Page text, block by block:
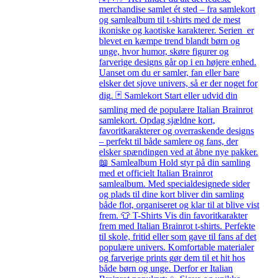
merchandise samlet ét sted – fra samlekort
og samlealbum til t-shirts med de mest
ikoniske og kaotiske karakterer. Serien er
blevet en kæmpe trend blandt børn og
unge, hvor humor, skøre figurer og
farverige designs går op i en højere enhed.
Uanset om du er samler, fan eller bare
elsker det sjove univers, så er der noget for
dig. 🃏 Samlekort Start eller udvid din
samling med de populære Italian Brainrot
samlekort. Opdag sjældne kort,
favoritkarakterer og overraskende designs
– perfekt til både samlere og fans, der
elsker spændingen ved at åbne nye pakker.
📖 Samlealbum Hold styr på din samling
med et officielt Italian Brainrot
samlealbum. Med specialdesignede sider
og plads til dine kort bliver din samling
både flot, organiseret og klar til at blive vist
frem. 👕 T-Shirts Vis din favoritkarakter
frem med Italian Brainrot t-shirts. Perfekte
til skole, fritid eller som gave til fans af det
populære univers. Komfortable materialer
og farverige prints gør dem til et hit hos
både børn og unge. Derfor er Italian